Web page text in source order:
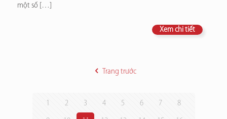
một số […]
Xem chi tiết
Trang trước
1 2 3 4 5 6 7 8